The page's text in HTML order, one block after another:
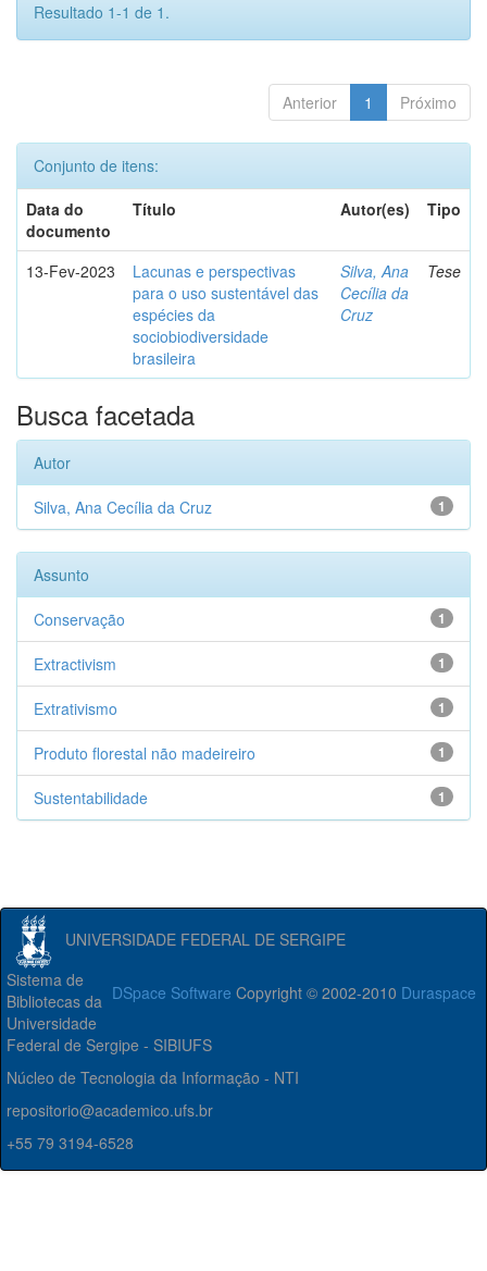
Resultado 1-1 de 1.
Anterior 1 Próximo
Conjunto de itens:
Data do
documento
Título Autor(es) Tipo
13-Fev-2023
Lacunas e perspectivas
para o uso sustentável das
espécies da
sociobiodiversidade
brasileira
Silva, Ana
Cecília da
Cruz
Tese
Busca facetada
Autor
1
Silva, Ana Cecília da Cruz
Assunto
1
Conservação
1
Extractivism
1
Extrativismo
1
Produto florestal não madeireiro
1
Sustentabilidade
UNIVERSIDADE FEDERAL DE SERGIPE
DSpace Software Copyright © 2002-2010 Duraspace
Sistema de
Bibliotecas da
Universidade
Federal de Sergipe - SIBIUFS
Núcleo de Tecnologia da Informação - NTI
repositorio@academico.ufs.br
+55 79 3194-6528